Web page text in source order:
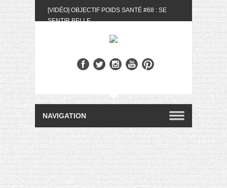
[VIDÉO] OBJECTIF POIDS SANTÉ #68 : SE
SENTIR BELLE
BIOTYFULL BOX DU MOIS DE MAI 2024 FEAT.
[VIDÉO] QUITOQUE #10 : MEAL PREP &
CONVIVIALITÉ
[VIDÉO] UNBOXING : LES MY LITTLE &
BIOTYFULL BOX DU MOIS D’AVRIL 2024
FEAT. AKILA
[VIDÉO] OBJECTIF POIDS SANTÉ #67 : L’AVIS
DES AUTRES, CE N’EST QUE LA VIE DES
AUTRES
[VIDÉO] UNBOXING : LES MY LITTLE &